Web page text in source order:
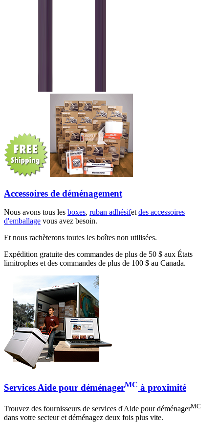
Accessoires de déménagement
Nous avons tous les boxes, ruban adhésifetdes accessoires
d'emballage vous avez besoin.
Et nous rachèterons toutes les boîtes non utilisées.
Expédition gratuite des commandes de plus de 50 $ aux États
limitrophes et des commandes de plus de 100 $ au Canada.
Services Aide pour déménagerMC à proximité
Trouvez des fournisseurs de services d'Aide pour déménagerMC
dans votre secteur et déménagez deux fois plus vite.